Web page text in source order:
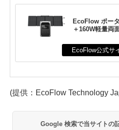
EcoFlow ポー
＋160W軽量両
EcoFlow公式サ
(提供：EcoFlow Technology
Google 検索で当サイトの